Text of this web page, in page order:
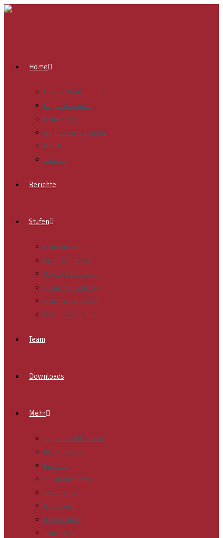
Home
Unsere Pfadigruppe
Mitglied werden
Neues Logo
Methode und Leitbild
Merch
Termine
Berichte
Stufen
Heimstunden
Biber (5-7 Jahre)
WiWö (7-10 Jahre)
GuSp (10-13 Jahre)
CaEx (13-16 Jahre)
RaRo (16-20 Jahre)
Team
Downloads
Mehr
Jahresrückblick 2025
Bildergalerie
Kontakt
Gruppenchronik
Scout-Shop
Impressum
Datenschutz
Team Login